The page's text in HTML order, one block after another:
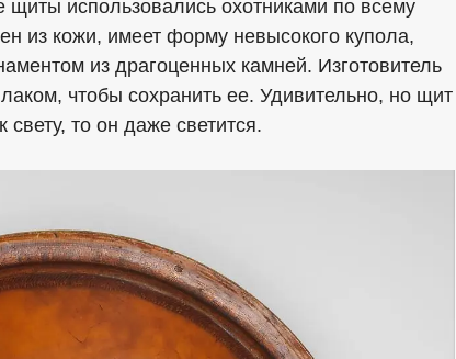
использовались охотниками по всему
из кожи, имеет форму невысокого купола,
из драгоценных камней. Изготовитель
чтобы сохранить ее. Удивительно, но щит
то он даже светится.